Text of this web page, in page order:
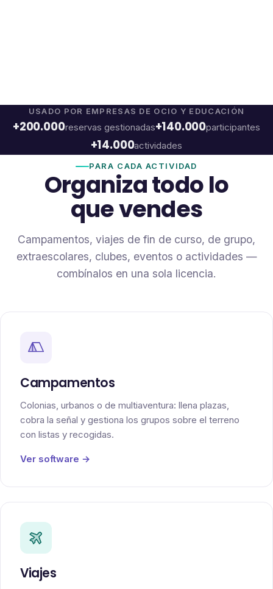
USADO POR EMPRESAS DE OCIO Y EDUCACIÓN
+200.000reservas gestionadas+140.000participantes
+14.000actividades
PARA CADA ACTIVIDAD
Organiza todo lo
que vendes
Campamentos, viajes de fin de curso, de grupo,
extraescolares, clubes, eventos o actividades —
combínalos en una sola licencia.
Campamentos
Colonias, urbanos o de multiaventura: llena plazas,
cobra la señal y gestiona los grupos sobre el terreno
con listas y recogidas.
Ver software →
Viajes